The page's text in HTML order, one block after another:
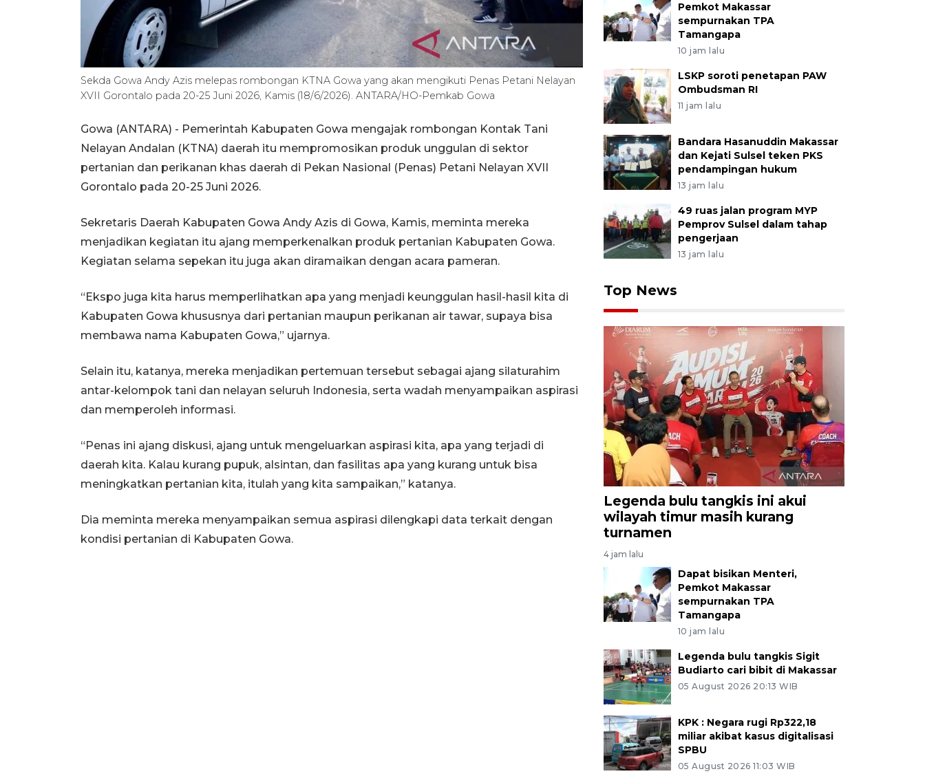
Sekda Gowa Andy Azis melepas rombongan KTNA Gowa yang akan mengikuti Penas Petani Nelayan
XVII Gorontalo pada 20-25 Juni 2026, Kamis (18/6/2026). ANTARA/HO-Pemkab Gowa
Gowa (ANTARA) - Pemerintah Kabupaten Gowa mengajak rombongan Kontak Tani
Nelayan Andalan (KTNA) daerah itu mempromosikan produk unggulan di sektor
pertanian dan perikanan khas daerah di Pekan Nasional (Penas) Petani Nelayan XVII
Gorontalo pada 20-25 Juni 2026.
Sekretaris Daerah Kabupaten Gowa Andy Azis di Gowa, Kamis, meminta mereka
menjadikan kegiatan itu ajang memperkenalkan produk pertanian Kabupaten Gowa.
Kegiatan selama sepekan itu juga akan diramaikan dengan acara pameran.
“Ekspo juga kita harus memperlihatkan apa yang menjadi keunggulan hasil-hasil kita di
Kabupaten Gowa khususnya dari pertanian maupun perikanan air tawar, supaya bisa
membawa nama Kabupaten Gowa,” ujarnya.
Selain itu, katanya, mereka menjadikan pertemuan tersebut sebagai ajang silaturahim
antar-kelompok tani dan nelayan seluruh Indonesia, serta wadah menyampaikan aspirasi
dan memperoleh informasi.
“Penas ini ajang diskusi, ajang untuk mengeluarkan aspirasi kita, apa yang terjadi di
daerah kita. Kalau kurang pupuk, alsintan, dan fasilitas apa yang kurang untuk bisa
meningkatkan pertanian kita, itulah yang kita sampaikan,” katanya.
Dia meminta mereka menyampaikan semua aspirasi dilengkapi data terkait dengan
kondisi pertanian di Kabupaten Gowa.
Pemkot Makassar
sempurnakan TPA
Tamangapa
10 jam lalu
LSKP soroti penetapan PAW
Ombudsman RI
11 jam lalu
Bandara Hasanuddin Makassar
dan Kejati Sulsel teken PKS
pendampingan hukum
13 jam lalu
49 ruas jalan program MYP
Pemprov Sulsel dalam tahap
pengerjaan
13 jam lalu
Top News
Legenda bulu tangkis ini akui
wilayah timur masih kurang
turnamen
4 jam lalu
Dapat bisikan Menteri,
Pemkot Makassar
sempurnakan TPA
Tamangapa
10 jam lalu
Legenda bulu tangkis Sigit
Budiarto cari bibit di Makassar
05 August 2026 20:13 WIB
KPK : Negara rugi Rp322,18
miliar akibat kasus digitalisasi
SPBU
05 August 2026 11:03 WIB